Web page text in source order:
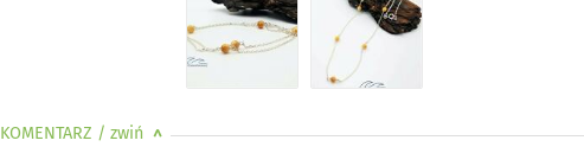
KOMENTARZ / zwiń <